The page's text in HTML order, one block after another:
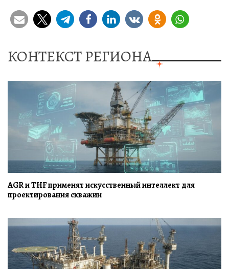
КОНТЕКСТ РЕГИОНА
AGR и THF применят искусственный интеллект для
проектирования скважин